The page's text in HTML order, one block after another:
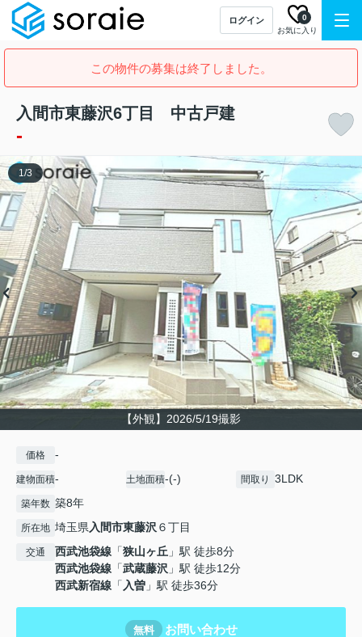
ログイン
お気に入り
0
この物件の募集は終了しました。
入間市東藤沢6丁目 中古戸建
-
【外観】2026/5/19撮影
1/3
価格 -
建物面積- 土地面積-(-) 間取り 3LDK
築年数 築8年
所在地 埼玉県入間市東藤沢６丁目
交通 西武池袋線 「狭山ヶ丘 」駅 徒歩8分
西武池袋線 「武蔵藤沢 」駅 徒歩12分
西武新宿線 「入曽 」駅 徒歩36分
無料 お問い合わせ